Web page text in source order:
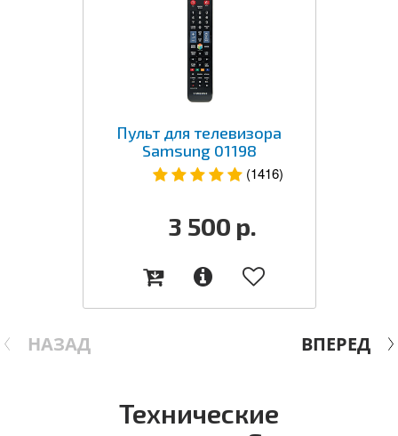
НАЗАД
Пульт для телевизора
Samsung 01198
(1416)
3 500 р.
ВПЕРЕД
Технические